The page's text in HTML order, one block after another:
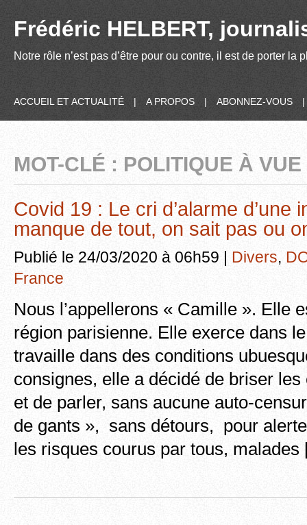
Frédéric HELBERT,
Notre rôle n’est pas d’être pour ou contre, il est de porter
ACCUEIL ET ACTUALITÉ | A PROPOS | ABONNEZ-VOUS |
MOT-CLÉ : POLITIQUE À VUE
Covid 19 : Le cri d’alarme d’une
manque de tout, on sait pas ou
Publié le 24/03/2020 à 06h59 | Divers,
France
Nous l’appellerons « Camille ». Elle
région parisienne. Elle exerce dans
travaille dans des conditions
consignes, elle a décidé de briser
et de parler, sans aucune auto-
de gants », sans détours, pour
les risques courus par tous,